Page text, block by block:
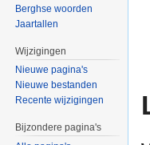
Berghse woorden
Jaartallen
Wijzigingen
Nieuwe pagina's
Nieuwe bestanden
Recente wijzigingen
Bijzondere pagina's